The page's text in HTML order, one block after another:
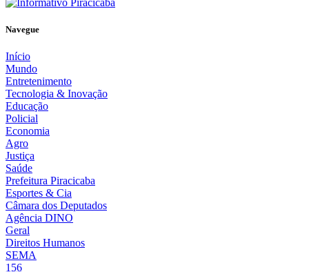
Navegue
Início
Mundo
Entretenimento
Tecnologia & Inovação
Educação
Policial
Economia
Agro
Justiça
Saúde
Prefeitura Piracicaba
Esportes & Cia
Câmara dos Deputados
Agência DINO
Geral
Direitos Humanos
SEMA
156